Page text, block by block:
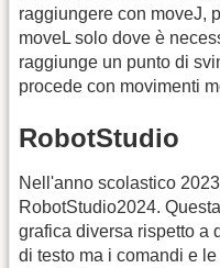
raggiungere con moveJ,
moveL solo dove è
raggiunge un punto di
procede con movimenti
RobotStudio
Nell'anno scolastico
RobotStudio2024.
grafica diversa rispetto a
di testo ma i comandi e